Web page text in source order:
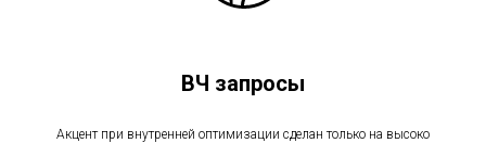
ВЧ запросы
Акцент при внутренней оптимизации сделан только на высоко